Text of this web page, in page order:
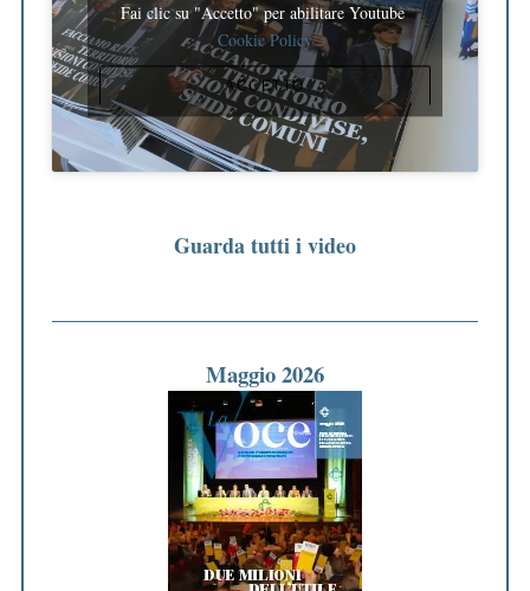
Fai clic su "Accetto" per abilitare Youtube
Cookie Policy
ACCETTO
Guarda tutti i video
Maggio 2026